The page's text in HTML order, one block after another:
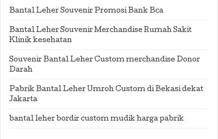
Bantal Leher Souvenir Promosi Bank Bca
Bantal Leher Souvenir Merchandise Rumah Sakit
Klinik kesehatan
Souvenir Bantal Leher Custom merchandise Donor
Darah
Pabrik Bantal Leher Umroh Custom di Bekasi dekat
Jakarta
bantal leher bordir custom mudik harga pabrik